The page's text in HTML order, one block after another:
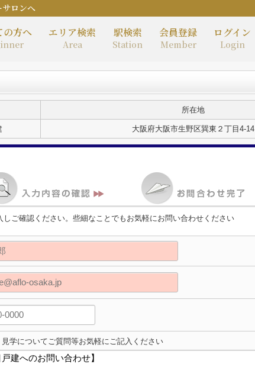
ロンへ
の方へ エリア検索
Area
駅検索
Station
会員登録
Member
ログイン
Login
所在地
大阪府大阪市生野区巽東２丁目4-14
ご確認ください。些細なことでもお気軽にお問い合わせください
学についてご質問等お気軽にご記入ください